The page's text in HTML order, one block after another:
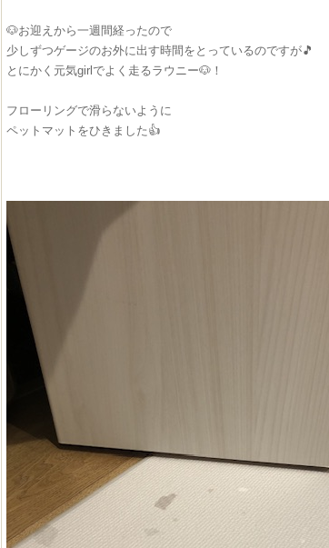
🐶お迎えから一週間経ったので
少しずつゲージのお外に出す時間をとっているのですが🎵
とにかく元気girlでよく走るラウニー🐶！
フローリングで滑らないように
ペットマットをひきました👍